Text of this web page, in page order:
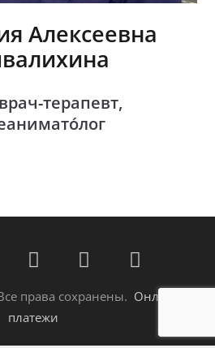
Алексеевна
терапевт,
права сохранены. Онлайн
платежи